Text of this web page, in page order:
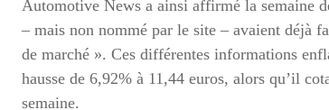
Automotive News a ainsi affirmé la semaine
– mais non nommé par le site – avaient déjà
de marché ». Ces différentes informations
hausse de 6,92% à 11,44 euros, alors qu’il
semaine.